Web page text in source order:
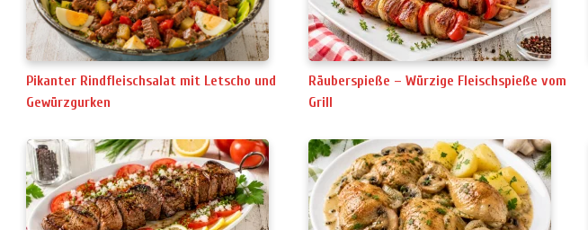
Pikanter Rindfleischsalat mit Letscho und
Gewürzgurken
Räuberspieße – Würzige Fleischspieße vom
Grill